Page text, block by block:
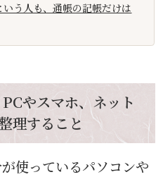
いう人も、通帳の記帳だけは
やスマホ、ネット
理すること
使っているパソコンや